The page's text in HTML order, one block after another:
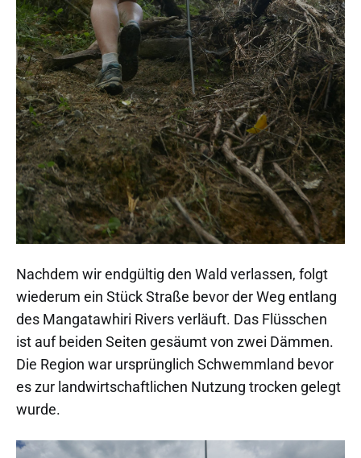
Nachdem wir endgültig den Wald verlassen, folgt
wiederum ein Stück Straße bevor der Weg entlang
des Mangatawhiri Rivers verläuft. Das Flüsschen
ist auf beiden Seiten gesäumt von zwei Dämmen.
Die Region war ursprünglich Schwemmland bevor
es zur landwirtschaftlichen Nutzung trocken gelegt
wurde.